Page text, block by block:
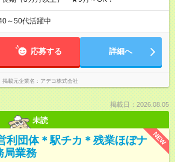
～50代活躍中
応募する 詳細へ
掲載元企業名 アデコ株式会社
掲載日：2026.08.05
未読
NEW
利団体＊駅チカ＊残業ほぼナ
局業務